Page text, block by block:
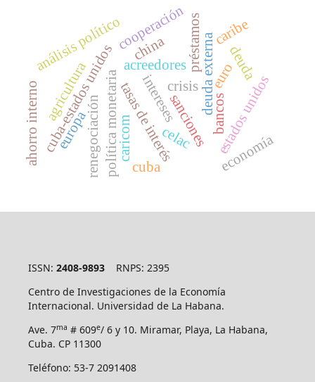
deuda externa
intereses
acreedores
renegociación bancos
cuba-estados unidos
análisis político
crisis
política monetariatasas de interés
préstamos
estados unidos
sanciones
euro
europa
deuda
agricultura
economía
caribe
caricom celac
cooperación
china
cuba
ahorro interno
ISSN: 2408-9893RNPS: 2395
Centro de Investigaciones de la Economía
Internacional. Universidad de La Habana.
Ave. 7ma # 609e/ 6 y 10. Miramar, Playa, La Habana,
Cuba. CP 11300
Teléfono: 53-7 2091408